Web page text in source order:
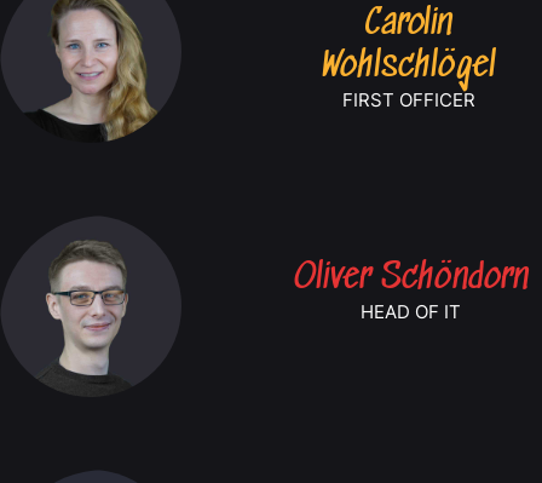
Carolin
Wohlschlögel
FIRST OFFICER
Oliver Schöndorn
HEAD OF IT